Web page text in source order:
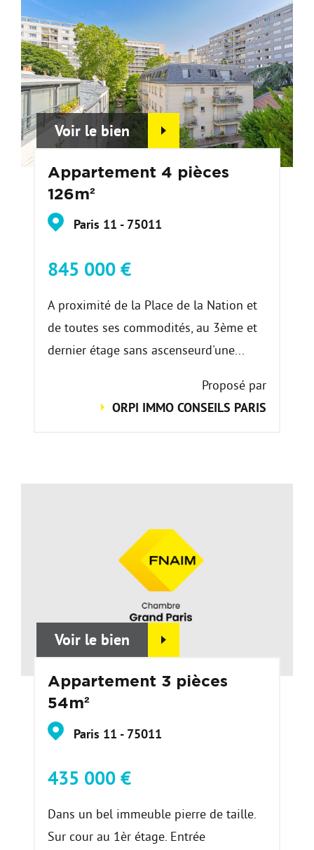
Voir le bien
Appartement 4 pièces
126m²
Paris 11 - 75011
845 000 €
A proximité de la Place de la Nation et
de toutes ses commodités, au 3ème et
dernier étage sans ascenseurd'une...
Proposé par
ORPI IMMO CONSEILS PARIS
Voir le bien
Appartement 3 pièces
54m²
Paris 11 - 75011
435 000 €
Dans un bel immeuble pierre de taille.
Sur cour au 1èr étage. Entrée